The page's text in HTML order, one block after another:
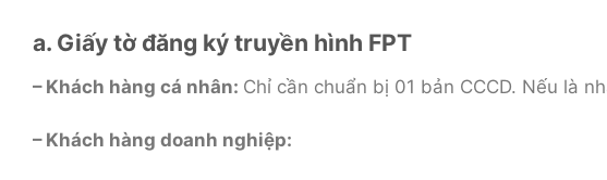
a. Giấy tờ đăng ký truyền hình FPT
– Khách hàng cá nhân: Chỉ cần chuẩn bị 01 bản CCCD. Nếu là
– Khách hàng doanh nghiệp: